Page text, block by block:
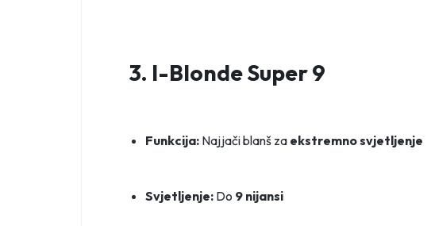
3. I-Blonde Super 9
Funkcija:Najjači blanš za ekstremno svjetljenje
Svjetljenje:Do 9 nijansi